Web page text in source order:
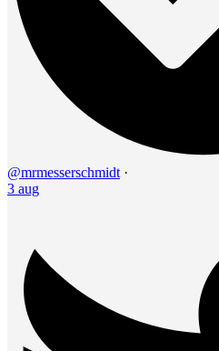
@mrmesserschmidt ·
3 aug